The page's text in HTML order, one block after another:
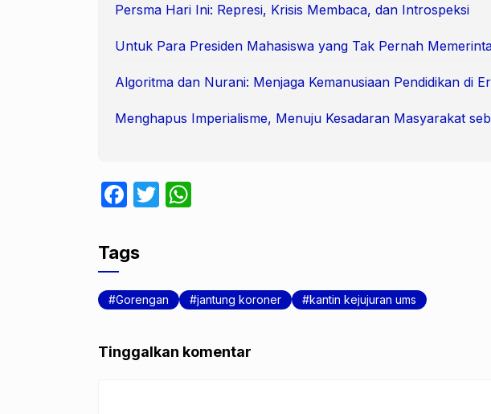
Persma Hari Ini: Represi, Krisis Membaca, dan Introspeksi
Untuk Para Presiden Mahasiswa yang Tak Pernah
Algoritma dan Nurani: Menjaga Kemanusiaan Pendidikan di
Menghapus Imperialisme, Menuju Kesadaran Masyarakat
F
c
e
b
o
T
A
p
Tags
Gorengan jantung koroner kantin kejujuran ums
Tinggalkan komentar